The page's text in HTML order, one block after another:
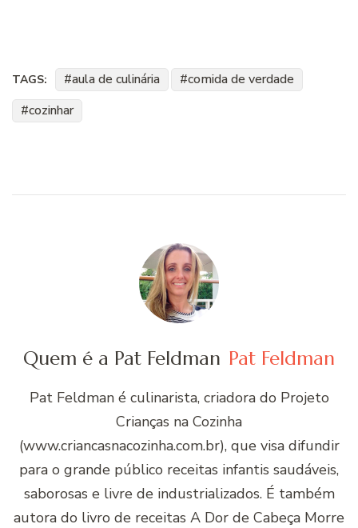
TAGS: aula de culinária
comida de verdade
cozinhar
Quem é a Pat Feldman Pat Feldman
Pat Feldman é culinarista, criadora do Projeto
Crianças na Cozinha
(www.criancasnacozinha.com.br), que visa difundir
para o grande público receitas infantis saudáveis,
saborosas e livre de industrializados. É também
autora do livro de receitas A Dor de Cabeça Morre